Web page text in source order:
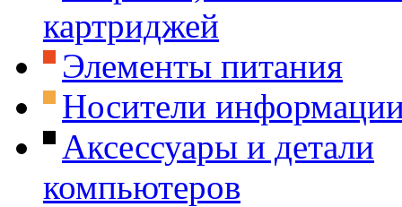
картриджей
Элементы питания
Носители
Аксессуары и детали
компьютеров